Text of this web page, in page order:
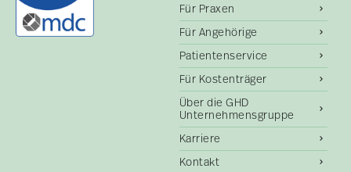
Für Praxen
Für Angehörige
Patientenservice
Für Kostenträger
Über die GHD
Unternehmensgruppe
Karriere
Kontakt